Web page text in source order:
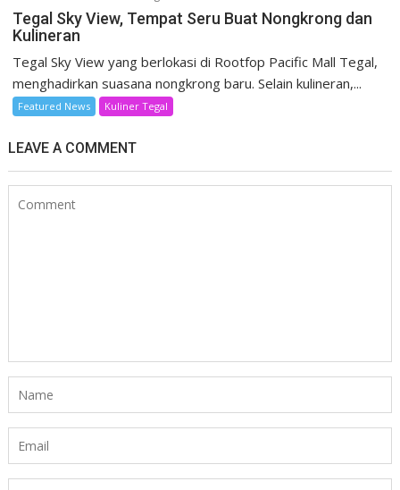
Tegal Sky View, Tempat Seru Buat Nongkrong dan
Kulineran
Tegal Sky View yang berlokasi di Rootfop Pacific Mall Tegal,
menghadirkan suasana nongkrong baru. Selain kulineran,...
Featured News Kuliner Tegal
LEAVE A COMMENT